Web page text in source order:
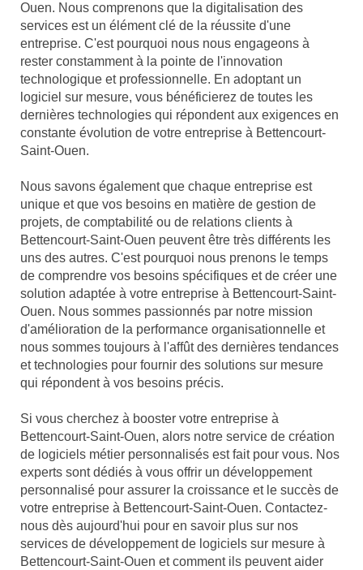
Ouen. Nous comprenons que la digitalisation des
services est un élément clé de la réussite d'une
entreprise. C'est pourquoi nous nous engageons à
rester constamment à la pointe de l'innovation
technologique et professionnelle. En adoptant un
logiciel sur mesure, vous bénéficierez de toutes les
dernières technologies qui répondent aux exigences en
constante évolution de votre entreprise à Bettencourt-
Saint-Ouen.
Nous savons également que chaque entreprise est
unique et que vos besoins en matière de gestion de
projets, de comptabilité ou de relations clients à
Bettencourt-Saint-Ouen peuvent être très différents les
uns des autres. C'est pourquoi nous prenons le temps
de comprendre vos besoins spécifiques et de créer une
solution adaptée à votre entreprise à Bettencourt-Saint-
Ouen. Nous sommes passionnés par notre mission
d'amélioration de la performance organisationnelle et
nous sommes toujours à l'affût des dernières tendances
et technologies pour fournir des solutions sur mesure
qui répondent à vos besoins précis.
Si vous cherchez à booster votre entreprise à
Bettencourt-Saint-Ouen, alors notre service de création
de logiciels métier personnalisés est fait pour vous. Nos
experts sont dédiés à vous offrir un développement
personnalisé pour assurer la croissance et le succès de
votre entreprise à Bettencourt-Saint-Ouen. Contactez-
nous dès aujourd'hui pour en savoir plus sur nos
services de développement de logiciels sur mesure à
Bettencourt-Saint-Ouen et comment ils peuvent aider